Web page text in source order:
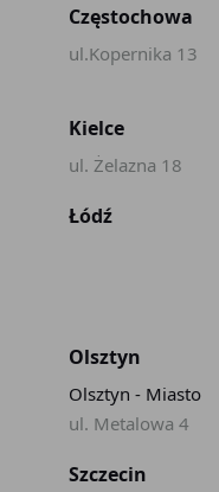
Częstochowa
ul.Kopernika 13
Kielce
ul. Żelazna 18
Łódź
Olsztyn
Olsztyn - Miasto
ul. Metalowa 4
Szczecin